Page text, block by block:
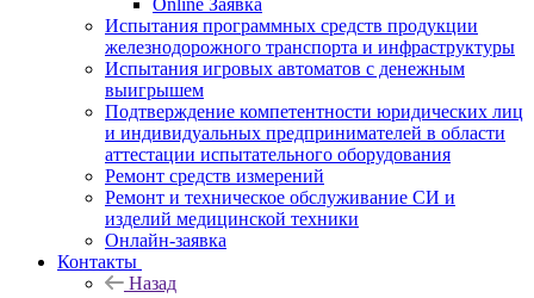
Online Заявка
Испытания программных средств продукции
железнодорожного транспорта и инфраструктуры
Испытания игровых автоматов с денежным
выигрышем
Подтверждение компетентности юридических лиц
и индивидуальных предпринимателей в области
аттестации испытательного оборудования
Ремонт средств измерений
Ремонт и техническое обслуживание СИ и
изделий медицинской техники
Онлайн-заявка
Контакты
Назад